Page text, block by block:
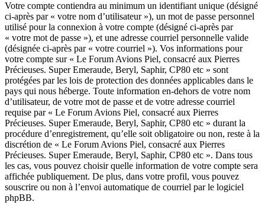
Votre compte contiendra au minimum un identifiant unique (désigné
ci-après par « votre nom d’utilisateur »), un mot de passe personnel
utilisé pour la connexion à votre compte (désigné ci-après par
« votre mot de passe »), et une adresse courriel personnelle valide
(désignée ci-après par « votre courriel »). Vos informations pour
votre compte sur « Le Forum Avions Piel, consacré aux Pierres
Précieuses. Super Emeraude, Beryl, Saphir, CP80 etc » sont
protégées par les lois de protection des données applicables dans le
pays qui nous héberge. Toute information en-dehors de votre nom
d’utilisateur, de votre mot de passe et de votre adresse courriel
requise par « Le Forum Avions Piel, consacré aux Pierres
Précieuses. Super Emeraude, Beryl, Saphir, CP80 etc » durant la
procédure d’enregistrement, qu’elle soit obligatoire ou non, reste à la
discrétion de « Le Forum Avions Piel, consacré aux Pierres
Précieuses. Super Emeraude, Beryl, Saphir, CP80 etc ». Dans tous
les cas, vous pouvez choisir quelle information de votre compte sera
affichée publiquement. De plus, dans votre profil, vous pouvez
souscrire ou non à l’envoi automatique de courriel par le logiciel
phpBB.